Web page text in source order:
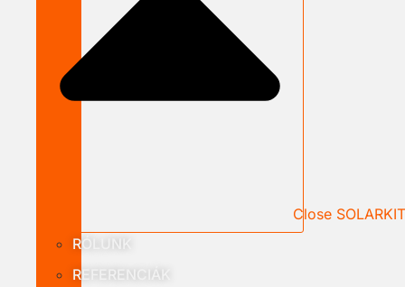
Close SOLARKIT
RÓLUNK
REFERENCIÁK